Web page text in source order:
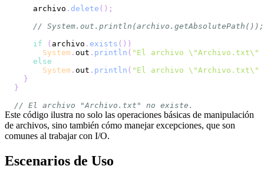
    archivo
. delete ( ) ;
// System.out.println(archivo.getAbsolutePath());
if
( archivo . exists ( ) )
System . out . println ( "El archivo \"Archivo.txt\"
else
System . out . println ( "El archivo \"Archivo.txt\"
}
}
// El archivo "Archivo.txt" no existe.
Este código ilustra no solo las operaciones básicas de manipulación
de archivos, sino también cómo manejar excepciones, que son
comunes al trabajar con I/O.
Escenarios de Uso